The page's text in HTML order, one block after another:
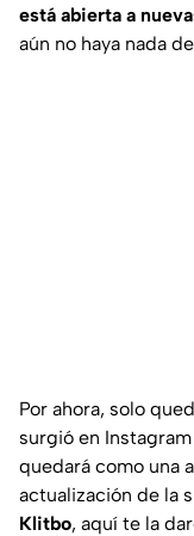
está abierta a
aún no haya nada
Por ahora, solo
surgió en
quedará como una
actualización de la
Klitbo, aquí te la